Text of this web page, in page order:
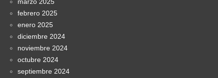
febrero 2025
enero 2025
diciembre 2024
noviembre 2024
octubre 2024
septiembre 2024